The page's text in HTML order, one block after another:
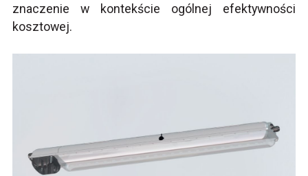
znaczenie w kontekście ogólnej efektywności
kosztowej.